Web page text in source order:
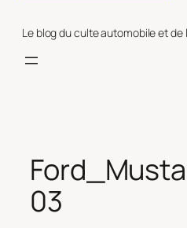
Le blog du culte automobile et
03